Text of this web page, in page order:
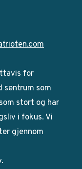
for
sentrum som
stort og har
i fokus. Vi
gjennom